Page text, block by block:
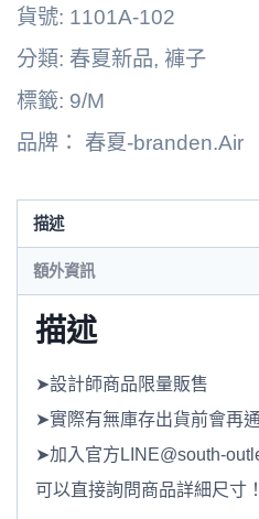
1803B
數
量
貨號: 1101A-102
分類: 春夏新品, 褲子
標籤: 9/M
品牌： 春夏-branden.Air
描述
額外資訊
描述
➤設計師商品限量販售
➤實際有無庫存出貨前會再
➤加入官方LINE@south-
可以直接詢問商品詳細尺寸！